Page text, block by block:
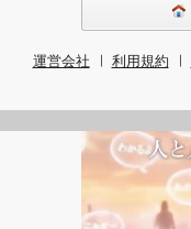
運営会社 利用規約